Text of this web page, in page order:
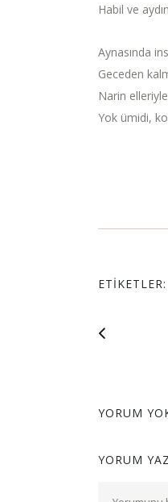
Habil ve
Aynasında
Geceden
Narin
Yok ümidi,
ETIKETLER:
YORUM
YORUM YAZ